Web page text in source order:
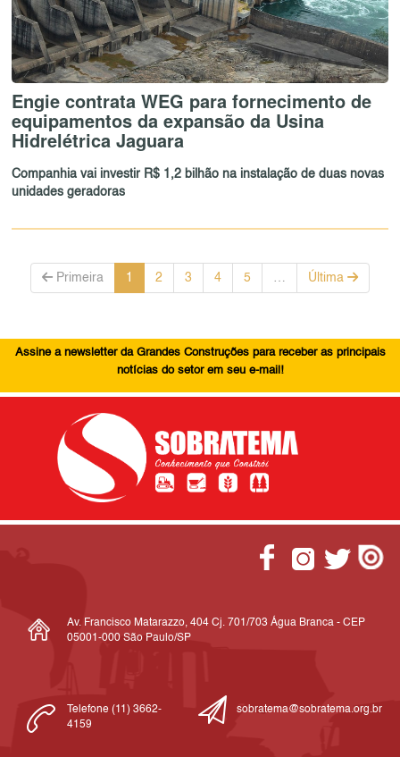
Engie contrata WEG para fornecimento de
equipamentos da expansão da Usina
Hidrelétrica Jaguara
Companhia vai investir R$ 1,2 bilhão na instalação de duas novas
unidades geradoras
Primeira 1 2 3 4 5 … Última
Assine a newsletter da Grandes Construções para receber as principais
notícias do setor em seu e-mail!
Av. Francisco Matarazzo, 404 Cj. 701/703 Água Branca - CEP
05001-000 São Paulo/SP
Telefone (11) 3662-
4159
sobratema@sobratema.org.br